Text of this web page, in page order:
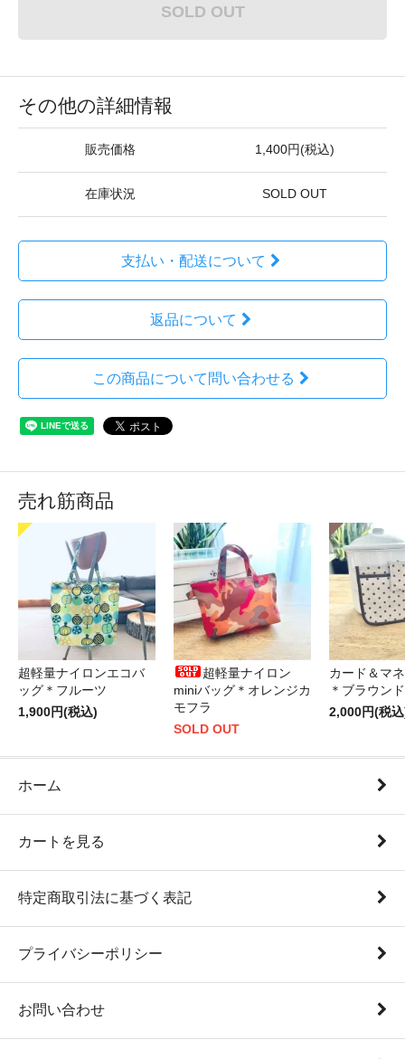
SOLD OUT
その他の詳細情報
販売価格 1,400円(税込)
在庫状況 SOLD OUT
支払い・配送について
返品について
この商品について問い合わせる
売れ筋商品
超軽量ナイロンエコバ
ッグ＊フルーツ
1,900円(税込)
超軽量ナイロン
miniバッグ＊オレンジカ
モフラ
SOLD OUT
カード＆マ
＊ブラウン
2,000円(税
ホーム
カートを見る
特定商取引法に基づく表記
プライバシーポリシー
お問い合わせ